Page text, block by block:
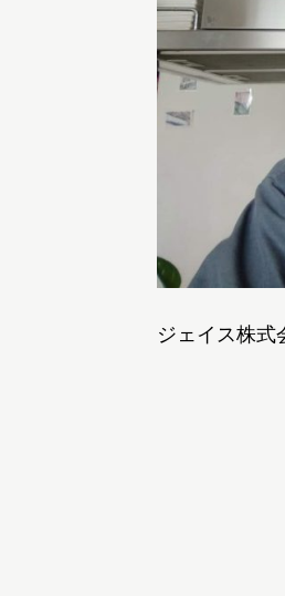
ジェイス株式